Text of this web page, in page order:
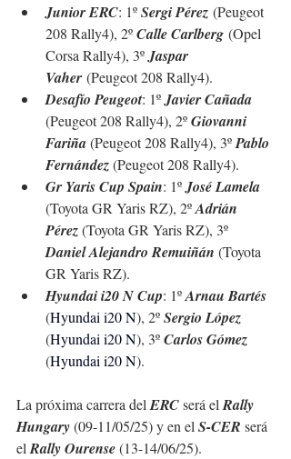
Junior ERC: 1º Sergi Pérez (Peugeot
208 Rally4), 2º Calle Carlberg (Opel
Corsa Rally4), 3º Jaspar
Vaher (Peugeot 208 Rally4).
Desafío Peugeot: 1º Javier Cañada
(Peugeot 208 Rally4), 2º Giovanni
Fariña (Peugeot 208 Rally4), 3º Pablo
Fernández (Peugeot 208 Rally4).
Gr Yaris Cup Spain: 1º José Lamela
(Toyota GR Yaris RZ), 2º Adrián
Pérez (Toyota GR Yaris RZ), 3º
Daniel Alejandro Remuiñán (Toyota
GR Yaris RZ).
Hyundai i20 N Cup: 1º Arnau Bartés
(Hyundai i20 N), 2º Sergio López
(Hyundai i20 N), 3º Carlos Gómez
(Hyundai i20 N).
La próxima carrera del ERC será el Rally
Hungary (09-11/05/25) y en el S-CER será
el Rally Ourense (13-14/06/25).